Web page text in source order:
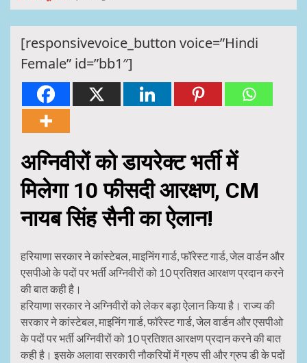
[responsivevoice_button voice=”Hindi
Female” id=”bb1″]
अग्निवीरों को डायरेक्ट भर्ती में
मिलेगा 10 फीसदी आरक्षण, CM
नायब सिंह सैनी का ऐलान!
हरियाणा सरकार ने कांस्टेबल, माइनिंग गार्ड, फॉरेस्ट गार्ड, जेल वार्डन और
एसपीओ के पदों पर भर्ती अग्निवीरों को 10 प्रतिशत आरक्षण प्रदान करने
की बात कही है।
हरियाणा सरकार ने अग्निवीरों को लेकर बड़ा ऐलान किया है। राज्य की
सरकार ने कांस्टेबल, माइनिंग गार्ड, फॉरेस्ट गार्ड, जेल वार्डन और एसपीओ
के पदों पर भर्ती अग्निवीरों को 10 प्रतिशत आरक्षण प्रदान करने की बात
कही है। इसके अलावा सरकारी नौकरियों में ग्रुप सी और ग्रुप डी के पदों